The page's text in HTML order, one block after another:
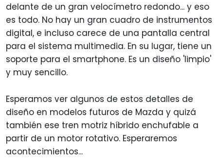
delante de un gran velocímetro redondo... y eso
es todo. No hay un gran cuadro de instrumentos
digital, e incluso carece de una pantalla central
para el sistema multimedia. En su lugar, tiene un
soporte para el smartphone. Es un diseño 'limpio'
y muy sencillo.
Esperamos ver algunos de estos detalles de
diseño en modelos futuros de Mazda y quizá
también ese tren motriz híbrido enchufable a
partir de un motor rotativo. Esperaremos
acontecimientos...